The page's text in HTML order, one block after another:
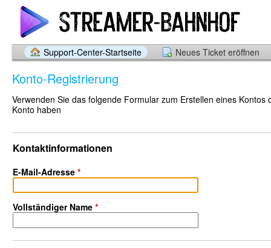
Support-Center-Startseite Neues Ticket eröffnen
Konto-Registrierung
Verwenden Sie das folgende Formular zum Erstellen eines
Konto haben
Kontaktinformationen
E-Mail-Adresse *
Vollständiger Name *